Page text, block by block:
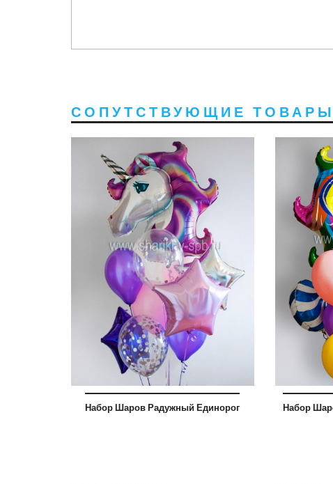
СОПУТСТВУЮЩИЕ ТОВАРЫ
Набор Шаров Радужный Единорог Набор